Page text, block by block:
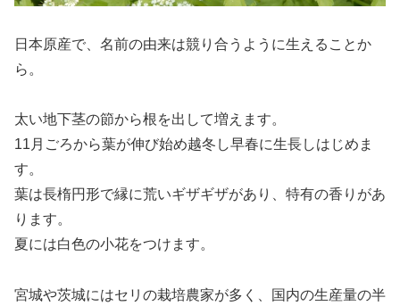
日本原産で、名前の由来は競り合うように生えることか
ら。
太い地下茎の節から根を出して増えます。
11月ごろから葉が伸び始め越冬し早春に生長しはじめま
す。
葉は長楕円形で縁に荒いギザギザがあり、特有の香りがあ
ります。
夏には白色の小花をつけます。
宮城や茨城にはセリの栽培農家が多く、国内の生産量の半